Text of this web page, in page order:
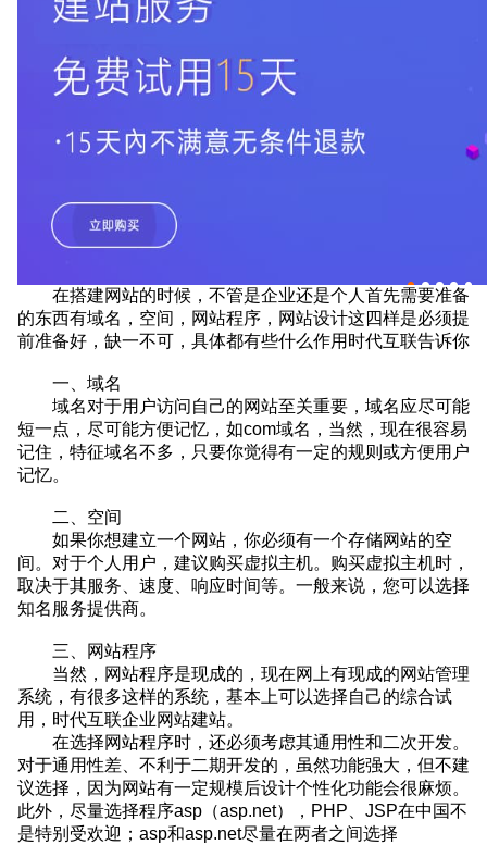
在搭建网站的时候，不管是企业还是个人首先需要准备
的东西有域名，空间，网站程序，网站设计这四样是必须提
前准备好，缺一不可，具体都有些什么作用时代互联告诉你
一、域名
域名对于用户访问自己的网站至关重要，域名应尽可能
短一点，尽可能方便记忆，如com域名，当然，现在很容易
记住，特征域名不多，只要你觉得有一定的规则或方便用户
记忆。
二、空间
如果你想建立一个网站，你必须有一个存储网站的空
间。对于个人用户，建议购买虚拟主机。购买虚拟主机时，
取决于其服务、速度、响应时间等。一般来说，您可以选择
知名服务提供商。
三、网站程序
当然，网站程序是现成的，现在网上有现成的网站管理
系统，有很多这样的系统，基本上可以选择自己的综合试
用 ， 时代互联企业网站建站。
在选择网站程序时，还必须考虑其通用性和二次开发。
对于通用性差、不利于二期开发的，虽然功能强大，但不建
议选择，因为网站有一定规模后设计个性化功能会很麻烦。
此外，尽量选择程序asp（asp.net），PHP、JSP在中国不
是特别受欢迎；asp和asp.net尽量在两者之间选择